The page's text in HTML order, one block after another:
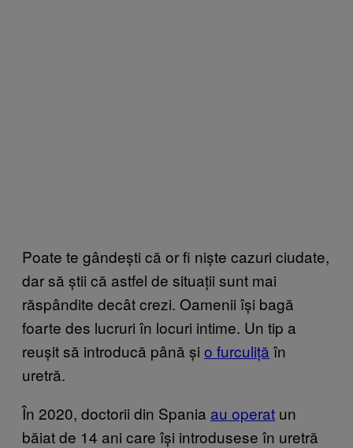
Poate te gândești că or fi niște cazuri ciudate,
dar să știi că astfel de situații sunt mai
răspândite decât crezi. Oamenii își bagă
foarte des lucruri în locuri intime. Un tip a
reușit să introducă până și o furculiță în
uretră.
În 2020, doctorii din Spania au operat un
băiat de 14 ani care își introdusese în uretră